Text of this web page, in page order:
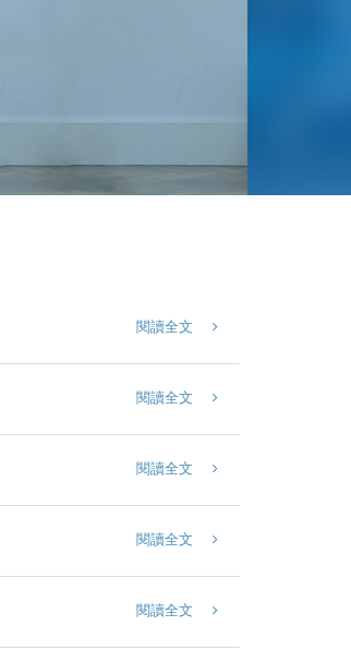
閱讀全文
閱讀全文
閱讀全文
閱讀全文
閱讀全文